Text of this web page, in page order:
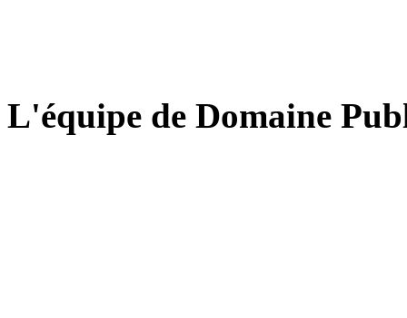
L'équipe de Domaine